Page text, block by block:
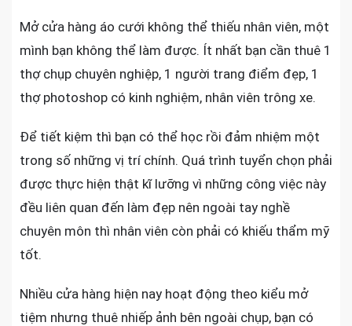
Mở cửa hàng áo cưới không thể thiếu nhân viên, một
mình bạn không thể làm được. Ít nhất bạn cần thuê 1
thợ chụp chuyên nghiệp, 1 người trang điểm đẹp, 1
thợ photoshop có kinh nghiệm, nhân viên trông xe.
Để tiết kiệm thì bạn có thể học rồi đảm nhiệm một
trong số những vị trí chính. Quá trình tuyển chọn phải
được thực hiện thật kĩ lưỡng vì những công việc này
đều liên quan đến làm đẹp nên ngoài tay nghề
chuyên môn thì nhân viên còn phải có khiếu thẩm mỹ
tốt.
Nhiều cửa hàng hiện nay hoạt động theo kiểu mở
tiệm nhưng thuê nhiếp ảnh bên ngoài chụp, bạn có